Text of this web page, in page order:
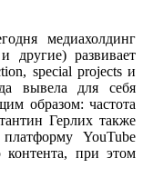
медиахолдинг
другие) развивает
special projects и
вывела для себя
образом: частота
Герлих также
YouTube
контента, при этом